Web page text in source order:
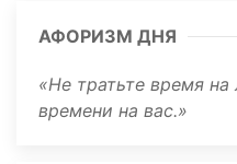
АФОРИЗМ ДНЯ
Не тратьте время
времени на вас.